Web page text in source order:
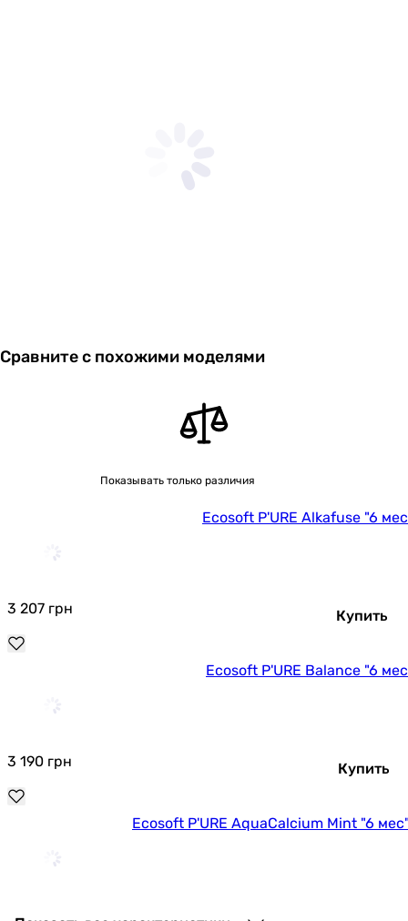
Сравните с похожими моделями
Показывать только различия
Ecosoft P'URE Alkafuse "6
3 207 грн Купить
Ecosoft P'URE Balance "6
3 190 грн Купить
Ecosoft P'URE AquaCalcium Mint "6
2 747